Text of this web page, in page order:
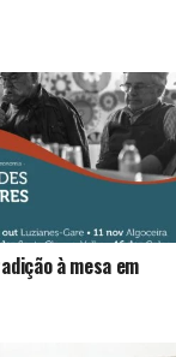
à mesa em